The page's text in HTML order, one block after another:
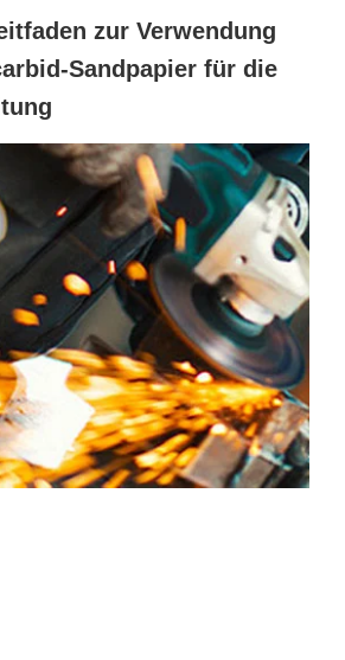
zur Verwendung
Sandpapier für die